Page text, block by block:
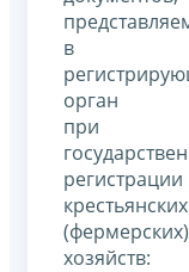
в
орган
при
регистрации
крестьянских
(фермерских)
хозяйств: